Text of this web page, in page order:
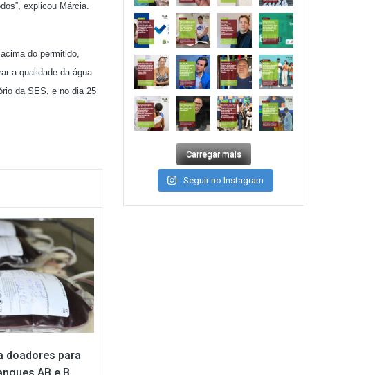
explicou Márcia.
do permitido,
a qualidade da água
da SES, e no dia 25
doadores para
Carregar mais
Seguir no Instagram